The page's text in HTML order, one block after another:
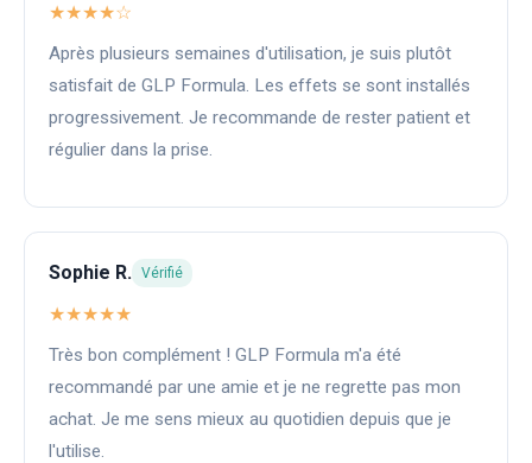
★★★★☆
Après plusieurs semaines d'utilisation, je suis plutôt
satisfait de GLP Formula. Les effets se sont installés
progressivement. Je recommande de rester patient et
régulier dans la prise.
Sophie R. Vérifié
★★★★★
Très bon complément ! GLP Formula m'a été
recommandé par une amie et je ne regrette pas mon
achat. Je me sens mieux au quotidien depuis que je
l'utilise.